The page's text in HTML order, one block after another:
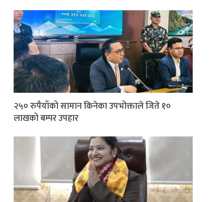
२५० रुपैयाँको सामान किनेका उपभोक्ताले जिते १०
लाखको बम्पर उपहार